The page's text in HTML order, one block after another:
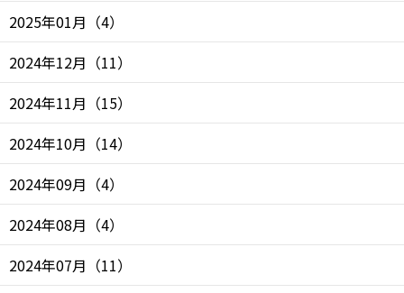
2025年01月 （4）
2024年12月 （11）
2024年11月 （15）
2024年10月 （14）
2024年09月 （4）
2024年08月 （4）
2024年07月 （11）